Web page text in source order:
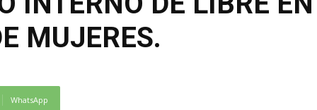
MUJERES.
WhatsApp